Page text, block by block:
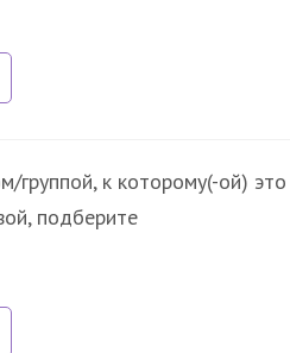
группой, к которому(-ой) это
подберите